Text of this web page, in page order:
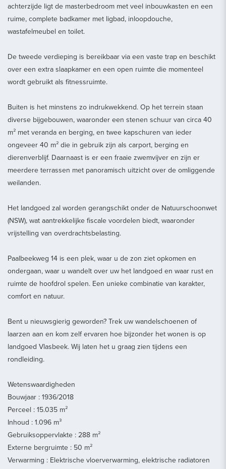
achterzijde ligt de masterbedroom met veel inbouwkasten en een
ruime, complete badkamer met ligbad, inloopdouche,
wastafelmeubel en toilet.
De tweede verdieping is bereikbaar via een vaste trap en beschikt
over een extra slaapkamer en een open ruimte die momenteel
wordt gebruikt als fitnessruimte.
Buiten is het minstens zo indrukwekkend. Op het terrein staan
diverse bijgebouwen, waaronder een stenen schuur van circa 40
m² met veranda en berging, en twee kapschuren van ieder
ongeveer 40 m² die in gebruik zijn als carport, berging en
dierenverblijf. Daarnaast is er een fraaie zwemvijver en zijn er
meerdere terrassen met panoramisch uitzicht over de omliggende
weilanden.
Het landgoed zal worden gerangschikt onder de Natuurschoonwet
(NSW), wat aantrekkelijke fiscale voordelen biedt, waaronder
vrijstelling van overdrachtsbelasting.
Paalbeekweg 14 is een plek, waar u de zon ziet opkomen en
ondergaan, waar u wandelt over uw het landgoed en waar rust en
ruimte de hoofdrol spelen. Een unieke combinatie van karakter,
comfort en natuur.
Bent u nieuwsgierig geworden? Trek uw wandelschoenen of
laarzen aan en kom zelf ervaren hoe bijzonder het wonen is op
landgoed Vlasbeek. Wij laten het u graag zien tijdens een
rondleiding.
Wetenswaardigheden
Bouwjaar : 1936/2018
Perceel : 15.035 m²
Inhoud : 1.096 m³
Gebruiksoppervlakte : 288 m²
Externe bergruimte : 50 m²
Verwarming : Elektrische vloerverwarming, elektrische radiatoren